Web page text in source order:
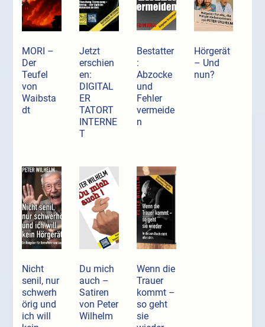
MORI –
Der
Teufel
von
Waibsta
dt
Jetzt
erschien
en:
DIGITAL
ER
TATORT
INTERNE
T
Bestatter
:
Abzocke
und
Fehler
vermeide
n
Hörgerät
– Und
nun?
Nicht
senil, nur
schwerh
örig und
ich will
Du mich
auch –
Satiren
von Peter
Wilhelm
Wenn die
Trauer
kommt –
so geht
sie